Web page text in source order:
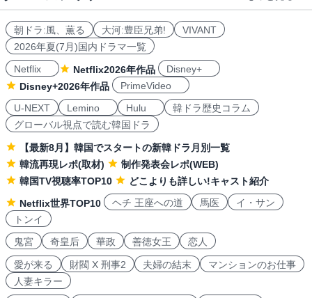
朝ドラ:風、薫る 大河:豊臣兄弟!
VIVANT
2026年夏(7月)国内ドラマ一覧
Netflix
Netflix2026年作品
Disney+
Disney+2026年作品
PrimeVideo
U-NEXT
Lemino Hulu
韓ドラ歴史コラム
グローバル視点で読む韓国ドラ
【最新8月】韓国でスタートの新韓ドラ月別一覧
韓流再現レポ(取材)
制作発表会レポ(WEB)
韓国TV視聴率TOP10
どこよりも詳しい!キャスト紹介
Netflix世界TOP10
ヘチ 王座への道 馬医
イ・サン
トンイ
鬼宮
奇皇后 華政 善徳女王 恋人
愛が来る 財閥 X 刑事2 夫婦の結末
マンションのお仕事
人妻キラー